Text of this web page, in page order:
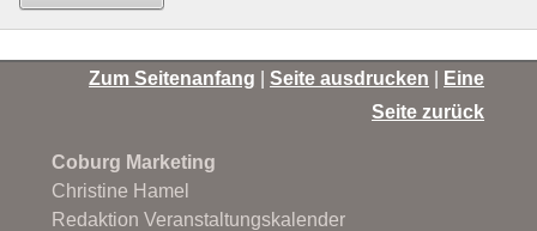
Zum Seitenanfang |Seite ausdrucken
Eine
Seite zurück
Coburg Marketing
Christine Hamel
Redaktion Veranstaltungskalender